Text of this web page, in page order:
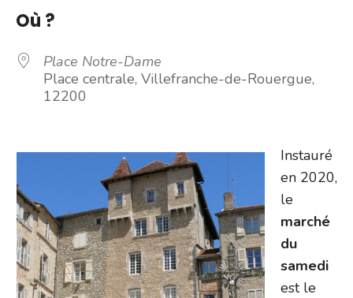
Où ?
Place Notre-Dame
Place centrale, Villefranche-de-Rouergue,
12200
Instauré
en 2020,
le
marché
du
samedi
est le